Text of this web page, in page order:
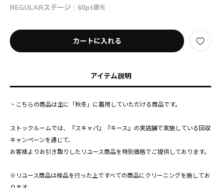
REGULARステージ : 60pt還元
カートに入れる
アイテム説明
・こちらの商品は主に「秋冬」に着用していただける商品です。
ストックルームでは、『スキャパ』『キース』の実店舗で実施している回収
キャンペーンを通じて、
お客様よりお引き取りしたリユース商品を特別価格でご提供しております。
※リユース商品は検品を行った上ですべての商品にクリーニングを施してお